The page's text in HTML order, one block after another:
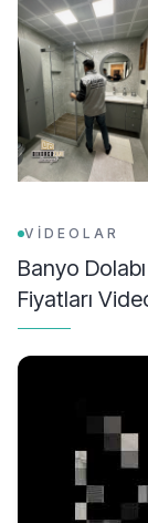
VİDEOLAR
Banyo
Fiyatları